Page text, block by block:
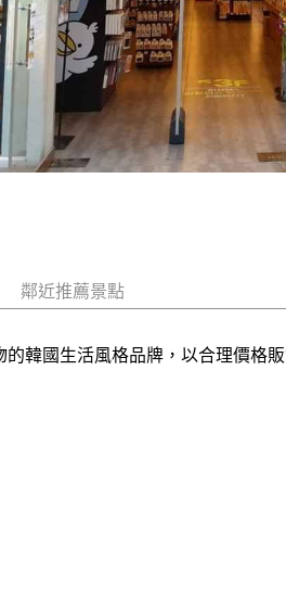
鄰近推薦景點
韓國生活風格品牌，以合理價